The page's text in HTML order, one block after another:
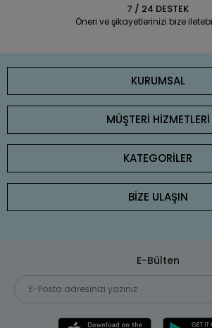
7 / 24 DESTEK
Öneri ve şikayetlerinizi bize
KURUMSAL
MÜŞTERİ HİZMETLERİ
KATEGORİLER
BİZE ULAŞIN
E-Bülten